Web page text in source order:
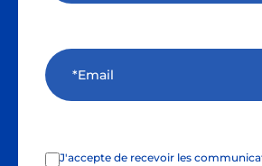
J'accepte de recevoir les communications des offres et